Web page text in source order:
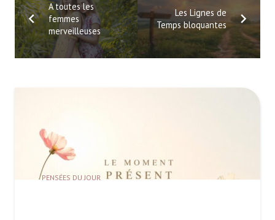
A toutes les
femmes
merveilleuses
Les Lignes de
Temps bloquantes
PENSÉES DU JOUR